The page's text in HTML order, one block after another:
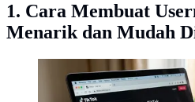
1. Cara Membuat
Menarik dan Mudah
Username (AI Generated)